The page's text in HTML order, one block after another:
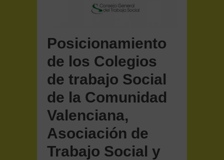
Posicionamiento
de los Colegios
de trabajo Social
de la Comunidad
Valenciana,
Asociación de
Trabajo Social y